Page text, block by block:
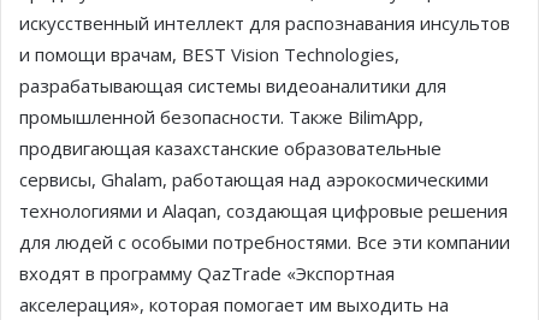
искусственный интеллект для распознавания инсультов
и помощи врачам, BEST Vision Technologies,
разрабатывающая системы видеоаналитики для
промышленной безопасности. Также BilimApp,
продвигающая казахстанские образовательные
сервисы, Ghalam, работающая над аэрокосмическими
технологиями и Alaqan, создающая цифровые решения
для людей с особыми потребностями. Все эти компании
входят в программу QazTrade «Экспортная
акселерация», которая помогает им выходить на